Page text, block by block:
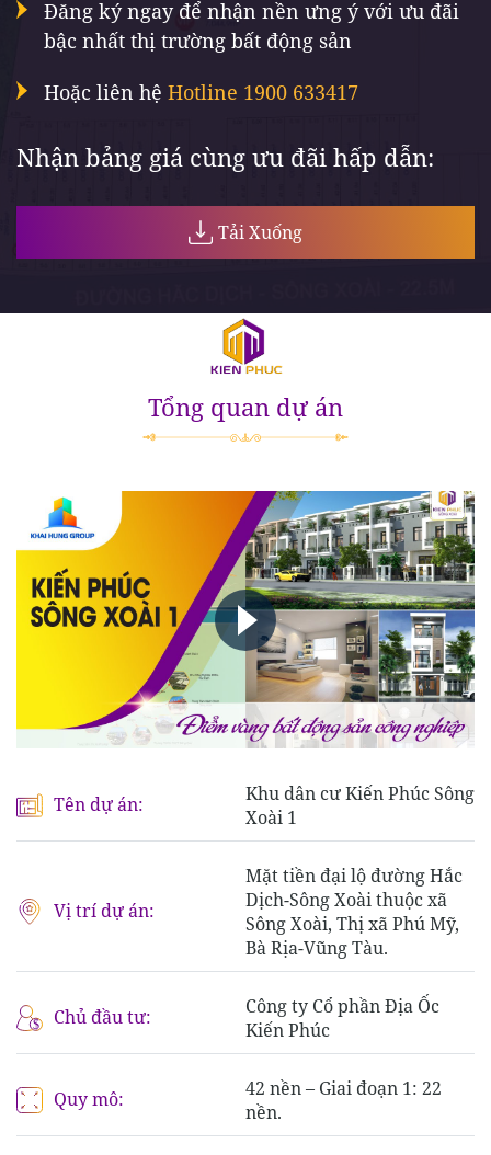
Đăng ký ngay để nhận nền ưng ý với ưu đãi
bậc nhất thị trường bất động sản
Hoặc liên hệ Hotline 1900 633417
Nhận bảng giá cùng ưu đãi hấp dẫn:
Tải Xuống
Tổng quan dự án
Tên dự án:
Khu dân cư Kiến Phúc Sông
Xoài 1
Vị trí dự án:
Mặt tiền đại lộ đường Hắc
Dịch-Sông Xoài thuộc xã
Sông Xoài, Thị xã Phú Mỹ,
Bà Rịa-Vũng Tàu.
Chủ đầu tư:
Công ty Cổ phần Địa Ốc
Kiến Phúc
Quy mô:
42 nền – Giai đoạn 1: 22
nền.